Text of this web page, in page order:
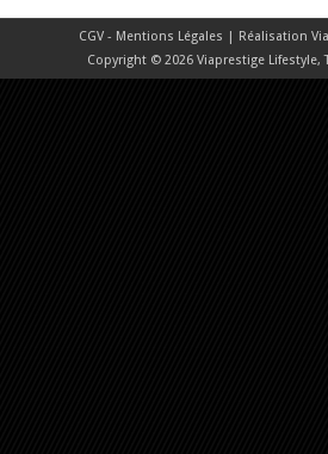
CGV - Mentions Légales | Réalisation
Copyright © 2026 Viaprestige Lifestyle,